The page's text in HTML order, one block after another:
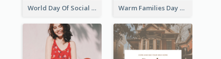
World Day Of Social Justice Instagram Post Warm Families Day Sales Instagram Post